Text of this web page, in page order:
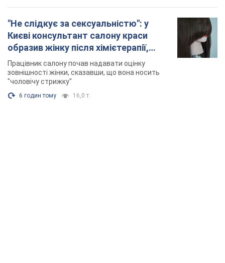
"Не слідкує за сексуальністю": у
Києві консультант салону краси
образив жінку після хімієтерапії,
розгорівся скандал. Фото
Працівник салону почав надавати оцінку
зовнішності жінки, сказавши, що вона носить
"чоловічу стрижку"
6 годин тому 16,0 т.